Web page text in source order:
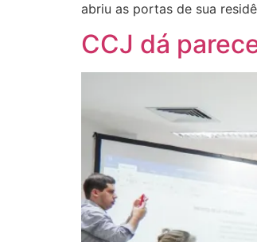
abriu as portas de sua
CCJ dá